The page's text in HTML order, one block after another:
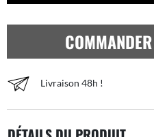
COMMANDER
Livraison 48h !